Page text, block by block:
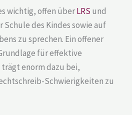
wichtig, offen überLRS und
des Kindes sowie auf
zu sprechen. Ein offener
für effektive
enorm dazu bei,
Schwierigkeiten zu